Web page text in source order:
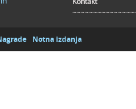
Notna izdanja